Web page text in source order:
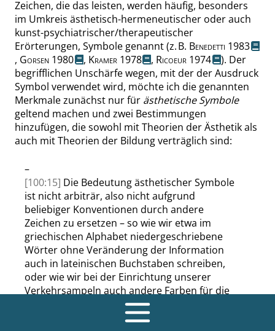
Zeichen, die das leisten, werden häufig, besonders
im Umkreis ästhetisch-hermeneutischer oder auch
kunst-psychiatrischer/therapeutischer
Erörterungen, Symbole genannt (z. B. Benedetti 1983
, Gorsen 1980 , Kramer1978 , Ricoeur 1974
). Der
begrifflichen Unschärfe wegen, mit der der Ausdruck
Symbol verwendet wird, möchte ich die genannten
Merkmale zunächst nur für ästhetische Symbole
geltend machen und zwei Bestimmungen
hinzufügen, die sowohl mit Theorien der Ästhetik als
auch mit Theorien der Bildung verträglich sind:
–
[100:15] Die BedeutungästhetischerSymbole
ist nicht arbiträr, also nichtaufgrund
beliebiger Konventionen durch andere
Zeichen zu ersetzen – so wie wir etwa im
griechischen Alphabet niedergeschriebene
Wörter ohne Veränderung der Information
auch in lateinischen Buchstaben schreiben,
oder wie wir bei der Einrichtung unserer
Verkehrsampeln auch andere Farben für die
gleiche Bedeutung einsetzen könnten.
Ultramarinblau gemalte Gewand einer